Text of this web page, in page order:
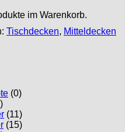
im Warenkorb.
Tischdecken, Mitteldecken
(0)
(11)
(15)